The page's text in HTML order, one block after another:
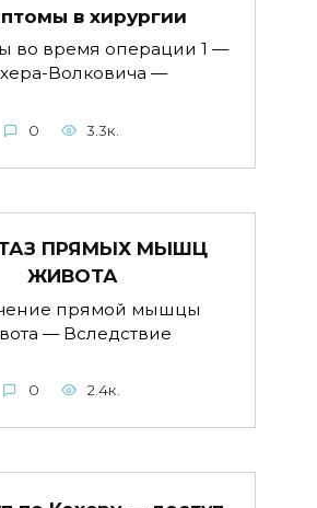
в хируpгии
во время операции 1 —
Волковича —
0 3.3к.
ПРЯМЫХ МЫШЦ
ЖИВОТА
прямой мышцы
— Вследствие
0 2.4к.